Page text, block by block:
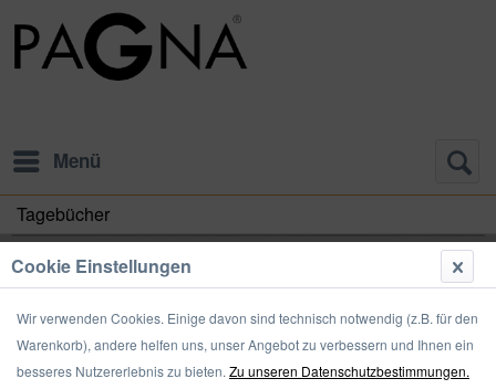
Menü
Tagebücher
Tagebücher – hier ist jedes Geheimnis sicher! In Tagebüchern
Cookie Einstellungen
Wir verwenden Cookies. Einige davon sind technisch notwendig (z.B. für den
Warenkorb), andere helfen uns, unser Angebot zu verbessern und Ihnen ein
besseres Nutzererlebnis zu bieten. Zu unseren Datenschutzbestimmungen.